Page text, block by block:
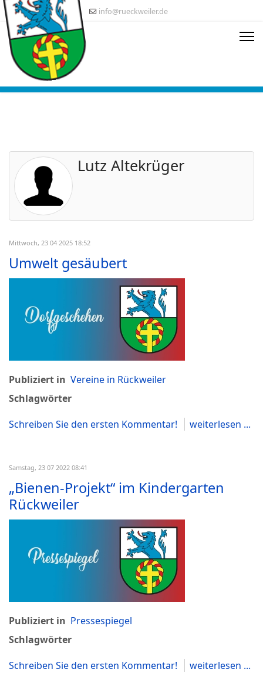
info@rueckweiler.de
Lutz Altekrüger
Mittwoch, 23 04 2025 18:52
Umwelt gesäubert
Publiziert in Vereine in Rückweiler
Schlagwörter
Schreiben Sie den ersten Kommentar!
weiterlesen ...
Samstag, 23 07 2022 08:41
„Bienen-Projekt“ im Kindergarten
Rückweiler
Publiziert in Pressespiegel
Schlagwörter
Schreiben Sie den ersten Kommentar!
weiterlesen ...